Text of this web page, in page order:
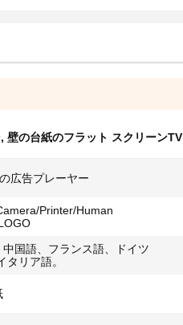
, 壁の台紙のフラット スクリーンTV
広告プレーヤー
Printer/Human
中国語、フランス語、ドイツ
タリア語。